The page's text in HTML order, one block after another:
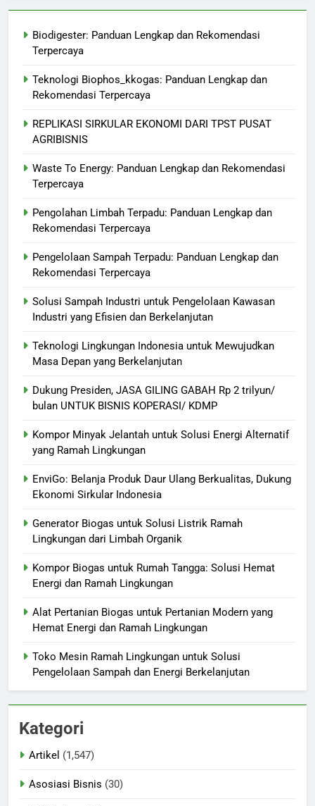
Biodigester: Panduan Lengkap dan Rekomendasi
Terpercaya
Teknologi Biophos_kkogas: Panduan Lengkap dan
Rekomendasi Terpercaya
REPLIKASI SIRKULAR EKONOMI DARI TPST PUSAT
AGRIBISNIS
Waste To Energy: Panduan Lengkap dan Rekomendasi
Terpercaya
Pengolahan Limbah Terpadu: Panduan Lengkap dan
Rekomendasi Terpercaya
Pengelolaan Sampah Terpadu: Panduan Lengkap dan
Rekomendasi Terpercaya
Solusi Sampah Industri untuk Pengelolaan Kawasan
Industri yang Efisien dan Berkelanjutan
Teknologi Lingkungan Indonesia untuk Mewujudkan
Masa Depan yang Berkelanjutan
Dukung Presiden, JASA GILING GABAH Rp 2 trilyun/
bulan UNTUK BISNIS KOPERASI/ KDMP
Kompor Minyak Jelantah untuk Solusi Energi Alternatif
yang Ramah Lingkungan
EnviGo: Belanja Produk Daur Ulang Berkualitas, Dukung
Ekonomi Sirkular Indonesia
Generator Biogas untuk Solusi Listrik Ramah
Lingkungan dari Limbah Organik
Kompor Biogas untuk Rumah Tangga: Solusi Hemat
Energi dan Ramah Lingkungan
Alat Pertanian Biogas untuk Pertanian Modern yang
Hemat Energi dan Ramah Lingkungan
Toko Mesin Ramah Lingkungan untuk Solusi
Pengelolaan Sampah dan Energi Berkelanjutan
Kategori
Artikel (1,547)
Asosiasi Bisnis (30)